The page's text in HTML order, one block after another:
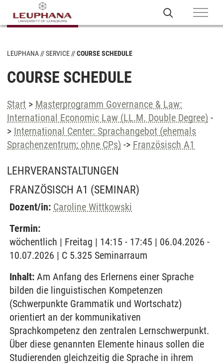
LEUPHANA SERVICE COURSE SCHEDULE
COURSE SCHEDULE
Start > Masterprogramm Governance & Law:
International Economic Law (LL.M. Double Degree) -
> International Center: Sprachangebot (ehemals
Sprachenzentrum; ohne CPs) -> Französisch A1
LEHRVERANSTALTUNGEN
FRANZÖSISCH A1 (SEMINAR)
Dozent/in: Caroline Wittkowski
Termin:
wöchentlich | Freitag | 14:15 - 17:45 | 06.04.2026 -
10.07.2026 | C 5.325 Seminarraum
Inhalt: Am Anfang des Erlernens einer Sprache
bilden die linguistischen Kompetenzen
(Schwerpunkte Grammatik und Wortschatz)
orientiert an der kommunikativen
Sprachkompetenz den zentralen Lernschwerpunkt.
Über diese genannten Elemente hinaus sollen die
Studierenden gleichzeitig die Sprache in ihrem